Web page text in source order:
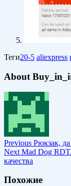
Теги20-5 aliexpress
About
Previous Рюкзак,
Next Mad Dog
качества
Похожие